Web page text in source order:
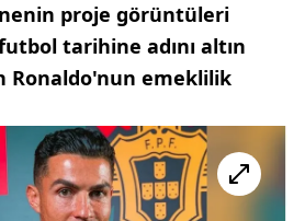
proje görüntüleri
tarihine adını altın
Ronaldo'nun emeklilik